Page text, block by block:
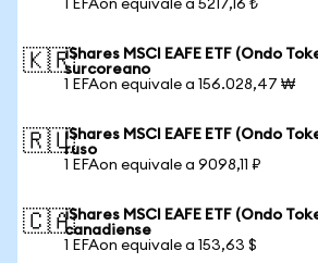
1 EFAon equivale a 5217,16 ₺
🇰🇷iShares MSCI EAFE ETF (Ondo
surcoreano
1 EFAon equivale a 156.028,47 ₩
🇷🇺iShares MSCI EAFE ETF (Ondo
ruso
1 EFAon equivale a 9098,11 ₽
🇨🇦iShares MSCI EAFE ETF (Ondo
canadiense
1 EFAon equivale a 153,63 $